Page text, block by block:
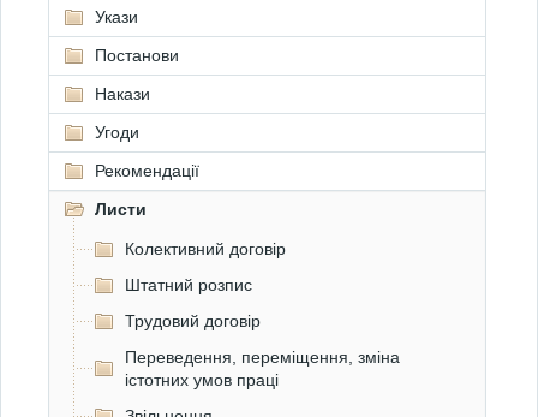
Укази
Постанови
Накази
Угоди
Рекомендації
Листи
Колективний договір
Штатний розпис
Трудовий договір
Переведення, переміщення, зміна
істотних умов праці